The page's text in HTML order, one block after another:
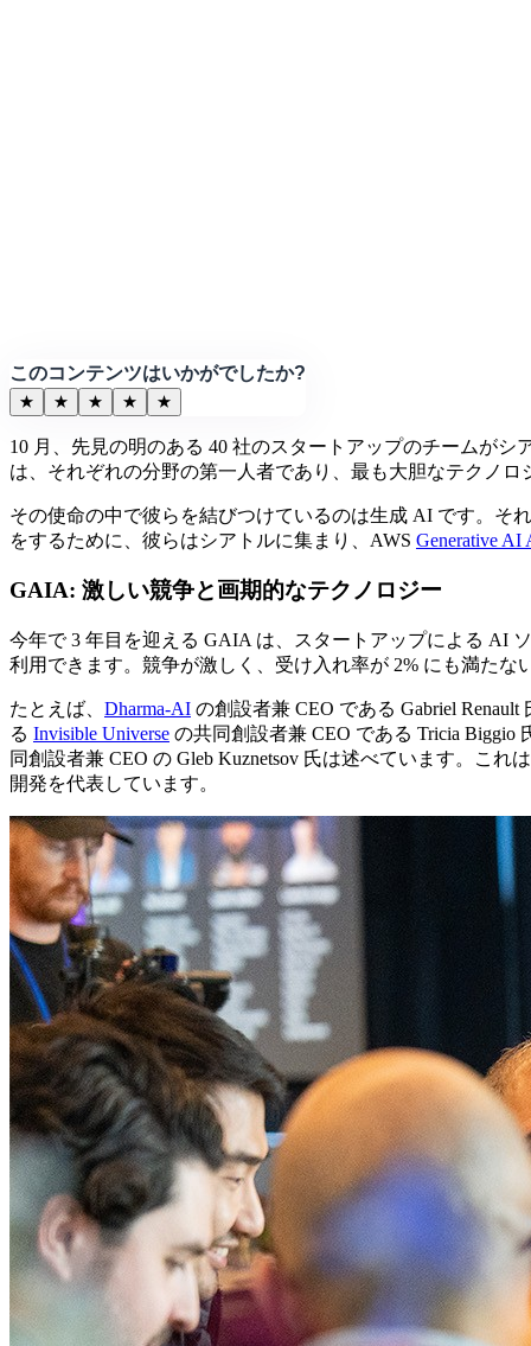
このコンテンツはいかがでしたか?
★ ★ ★ ★ ★
10 月、先見の明のある 40 社のスタートアップのチームが
は、それぞれの分野の第一人者であり、最も大胆なテクノ
その使命の中で彼らを結びつけているのは生成 AI です。そ
をするために、彼らはシアトルに集まり、 AWS Generative AI
GAIA: 激しい競争と画期的なテクノロジー
今年で 3 年目を迎える GAIA は、スタートアップによる AI
利用できます。競争が激しく、受け入れ率が 2% にも満た
たとえば、 Dharma-AI の創設者兼 CEO である Gabriel Renault
る Invisible Universe の共同創設者兼 CEO である Tricia
同創設者兼 CEO の Gleb Kuznetsov 氏は述べています。こ
開発を代表しています。